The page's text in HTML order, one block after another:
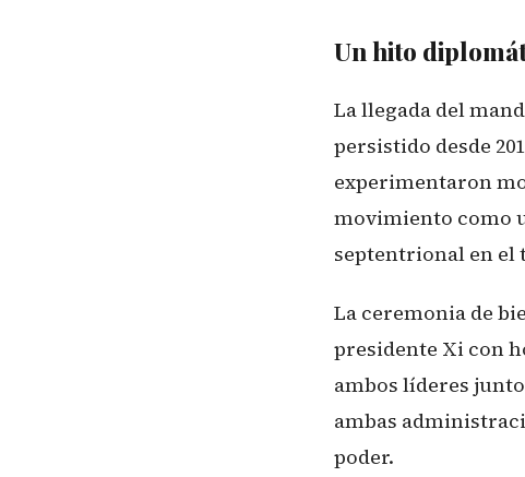
Un hito
La llegada del
persistido desde
experimentaron
movimiento como
septentrional en el
La ceremonia de
presidente Xi con
ambos líderes
ambas
poder.